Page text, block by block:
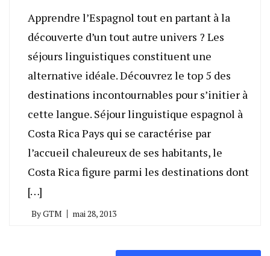
Apprendre l’Espagnol tout en partant à la
découverte d’un tout autre univers ? Les
séjours linguistiques constituent une
alternative idéale. Découvrez le top 5 des
destinations incontournables pour s’initier à
cette langue. Séjour linguistique espagnol à
Costa Rica Pays qui se caractérise par
l’accueil chaleureux de ses habitants, le
Costa Rica figure parmi les destinations dont
[…]
ByGTM mai 28, 2013